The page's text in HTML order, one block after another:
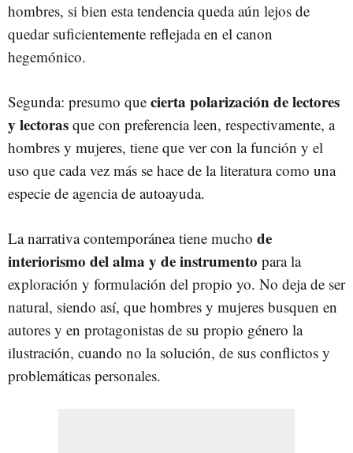
hombres, si bien esta tendencia queda aún lejos de
quedar suficientemente reflejada en el canon
hegemónico.
Segunda: presumo que cierta polarización de lectores
y lectoras que con preferencia leen, respectivamente, a
hombres y mujeres, tiene que ver con la función y el
uso que cada vez más se hace de la literatura como una
especie de agencia de autoayuda.
La narrativa contemporánea tiene mucho de
interiorismo del alma y de instrumento para la
exploración y formulación del propio yo. No deja de ser
natural, siendo así, que hombres y mujeres busquen en
autores y en protagonistas de su propio género la
ilustración, cuando no la solución, de sus conflictos y
problemáticas personales.